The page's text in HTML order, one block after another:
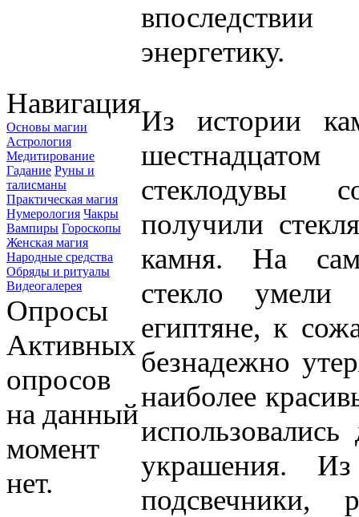
Навигация
Основы магии
Астрология
Медитирование
Гадание Руны и
талисманы
Практическая магия
Нумерология Чакры
Вампиры Гороскопы
Женская магия
Народные средства
Обряды и ритуалы
Видеогалерея
Опросы
Активных
опросов
на данный
момент
нет.
впоследствии
энергетику.
Из истории
стеклодувы
получили
камня. На
стекло умели
египтяне, к
безнадежно
наиболее
украшения.
подсвечники,